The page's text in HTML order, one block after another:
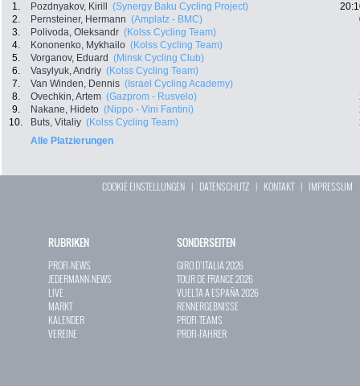
1. Pozdnyakov, Kirill (Synergy Baku Cycling Project)
2.
Pernsteiner, Hermann (Amplatz - BMC)
3.
Polivoda, Oleksandr (Kolss Cycling Team)
4.
Kononenko, Mykhailo (Kolss Cycling Team)
5.
Vorganov, Eduard (Minsk Cycling Club)
6.
Vasylyuk, Andriy (Kolss Cycling Team)
7.
Van Winden, Dennis (Israel Cycling Academy)
8.
Ovechkin, Artem (Gazprom - Rusvelo)
9.
Nakane, Hideto (Nippo - Vini Fantini)
10.
Buts, Vitaliy (Kolss Cycling Team)
Alle Platzierungen
COOKIE EINSTELLUNGEN | DATENSCHUTZ | KONTAKT| IMPRESSUM
RUBRIKEN
PROFI-NEWS
JEDERMANN-NEWS
LIVE
MARKT
KALENDER
VEREINE
SONDERSEITEN
GIRO D`ITALIA 2026
TOUR DE FRANCE 2026
VUELTA A ESPAÑA 2026
RENNERGEBNISSE
PROFI-TEAMS
PROFI-FAHRER